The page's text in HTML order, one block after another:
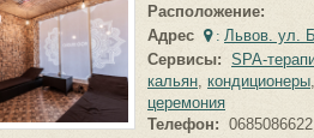
Расположение:
Адрес
: Львов. ул.
Сервисы: SPA-
кальян, кондиционеры,
церемония
Телефон: